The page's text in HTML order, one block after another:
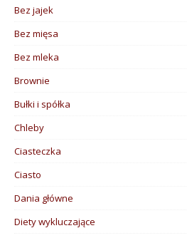
Bez jajek
Bez mięsa
Bez mleka
Brownie
Bułki i spółka
Chleby
Ciasteczka
Ciasto
Dania główne
Diety wykluczające